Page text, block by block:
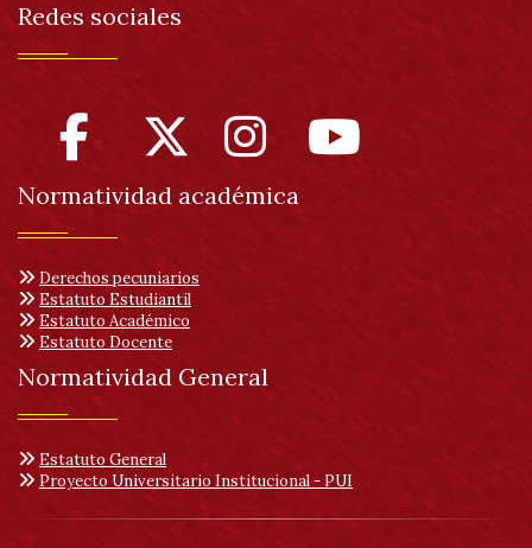
Redes sociales
Normatividad académica
Derechos pecuniarios
Estatuto Estudiantil
Estatuto Académico
Estatuto Docente
Normatividad General
Estatuto General
Proyecto Universitario Institucional - PUI